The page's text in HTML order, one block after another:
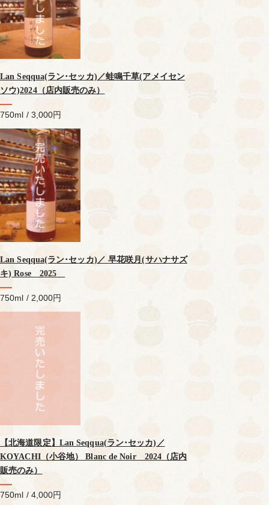
Lan Seqqua(ラン･セッカ)／蛙鳴千草(アメイセン
ソウ)2024（店内販売のみ）
750ml / 3,000円
Lan Seqqua(ラン･セッカ)／ 早花咲月(サハナサズ
キ) Rose 2025
750ml / 2,000円
【北海道限定】Lan Seqqua(ラン･セッカ)／
KOYACHI（小谷地） Blanc de Noir 2024（店内
販売のみ）
750ml / 4,000円